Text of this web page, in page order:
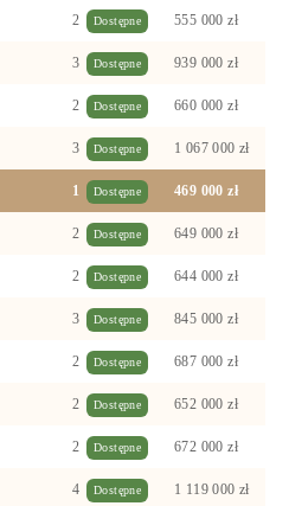
2 Dostępne 555 000 zł
3 Dostępne 939 000 zł
2 Dostępne 660 000 zł
3 Dostępne 1 067 000 zł
1 Dostępne 469 000 zł
2 Dostępne 649 000 zł
2 Dostępne 644 000 zł
3 Dostępne 845 000 zł
2 Dostępne 687 000 zł
2 Dostępne 652 000 zł
2 Dostępne 672 000 zł
4 Dostępne 1 119 000 zł